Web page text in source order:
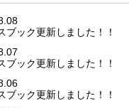
ブック更新しました！！
ブック更新しました！！
ブック更新しました！！